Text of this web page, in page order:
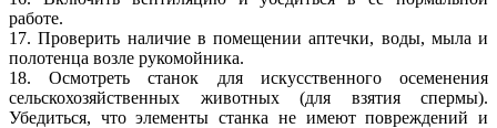
работе.
17. Проверить наличие в помещении аптечки, воды, мыла и
полотенца возле рукомойника.
18. Осмотреть станок для искусственного осеменения
сельскохозяйственных животных (для взятия спермы).
Убедиться, что элементы станка не имеют повреждений и